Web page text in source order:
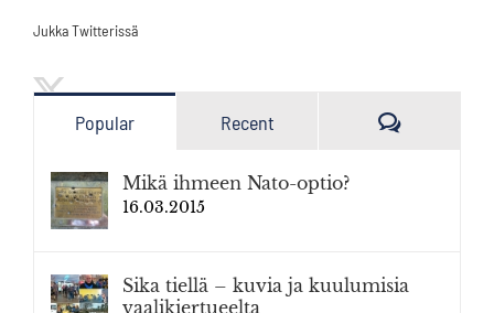
Jukka Twitterissä
Popular Recent Kommenttia
Mikä ihmeen Nato-optio?
16.03.2015
Sika tiellä – kuvia ja kuulumisia
vaalikiertueelta